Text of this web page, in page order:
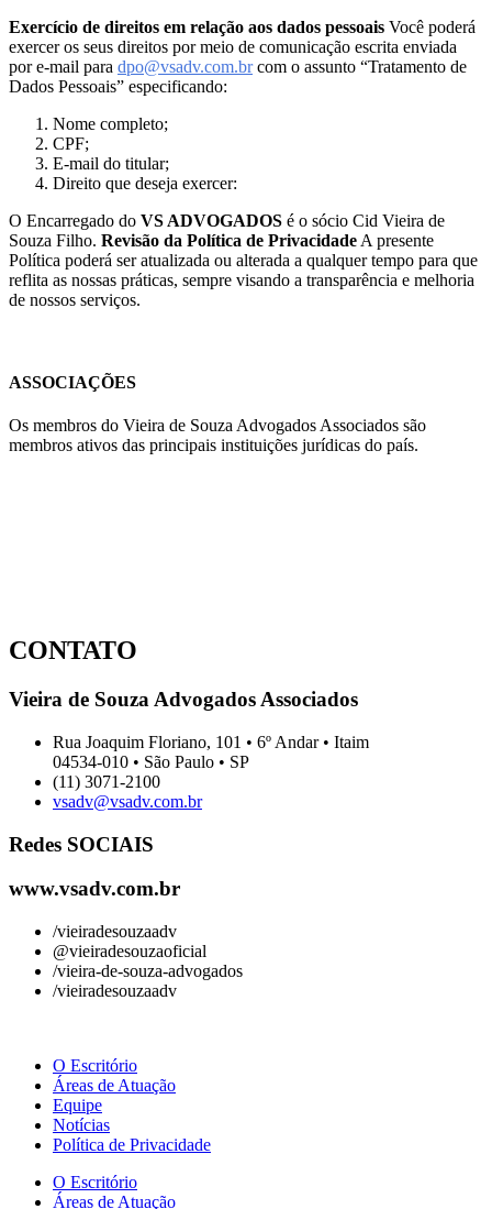
Exercício de direitos em relação aos dados pessoais Você poderá
exercer os seus direitos por meio de comunicação escrita enviada
por e-mail para dpo@vsadv.com.brcom o assunto “Tratamento de
Dados Pessoais” especificando:
Nome completo;
CPF;
E-mail do titular;
Direito que deseja exercer:
O Encarregado do VS ADVOGADOS é o sócio Cid Vieira de
Souza Filho. Revisão da Política de Privacidade A presente
Política poderá ser atualizada ou alterada a qualquer tempo para que
reflita as nossas práticas, sempre visando a transparência e melhoria
de nossos serviços.
ASSOCIAÇÕES
Os membros do Vieira de Souza Advogados Associados são
membros ativos das principais instituições jurídicas do país.
CONTATO
Vieira de Souza Advogados Associados
Rua Joaquim Floriano, 101 • 6º Andar • Itaim
04534-010 • São Paulo • SP
(11) 3071-2100
vsadv@vsadv.com.br
Redes SOCIAIS
www.vsadv.com.br
/vieiradesouzaadv
@vieiradesouzaoficial
/vieira-de-souza-advogados
/vieiradesouzaadv
O Escritório
Áreas de Atuação
Equipe
Notícias
Política de Privacidade
O Escritório
Áreas de Atuação